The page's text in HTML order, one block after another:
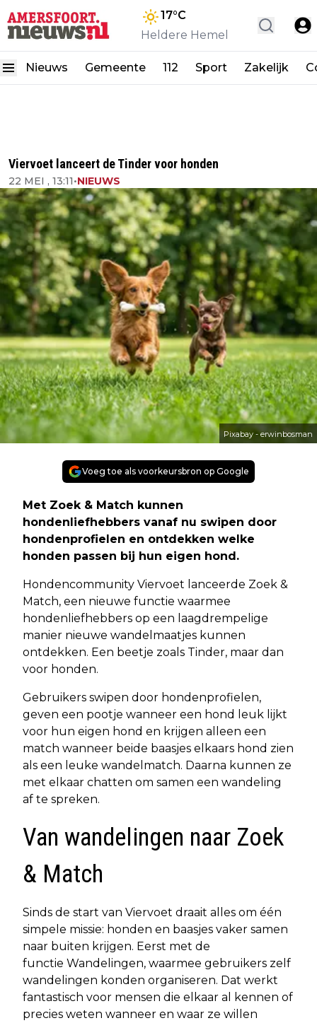
17°C
Heldere Hemel
Nieuws Gemeente 112 Sport Zakelijk
Viervoet lanceert de Tinder voor honden
22 MEI , 13:11•NIEUWS
Pixabay - erwinbosman
Voeg toe als voorkeursbron op Google
Met Zoek & Match kunnen
hondenliefhebbers vanaf nu swipen door
hondenprofielen en ontdekken welke
honden passen bij hun eigen hond.
Hondencommunity Viervoet lanceerde Zoek &
Match, een nieuwe functie waarmee
hondenliefhebbers op een laagdrempelige
manier nieuwe wandelmaatjes kunnen
ontdekken. Een beetje zoals Tinder, maar dan
voor honden.
Gebruikers swipen door hondenprofielen,
geven een pootje wanneer een hond leuk lijkt
voor hun eigen hond en krijgen alleen een
match wanneer beide baasjes elkaars hond zien
als een leuke wandelmatch. Daarna kunnen ze
met elkaar chatten om samen een wandeling
af te spreken.
Van wandelingen naar Zoek
& Match
Sinds de start van Viervoet draait alles om één
simpele missie: honden en baasjes vaker samen
naar buiten krijgen. Eerst met de
functie Wandelingen, waarmee gebruikers zelf
wandelingen konden organiseren. Dat werkt
fantastisch voor mensen die elkaar al kennen of
precies weten wanneer en waar ze willen